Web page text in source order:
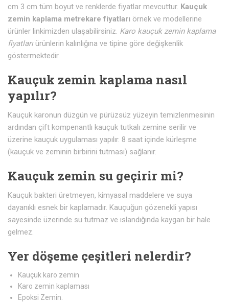
cm 3 cm tüm boyut ve renklerde fiyatlar mevcuttur. Kauçuk
zemin kaplama metrekare fiyatları örnek ve modellerine
ürünler linkimizden ulaşabilirsiniz. Karo kauçuk zemin kaplama
fiyatlarıürünlerin kalınlığına ve tipine göre değişkenlik
göstermektedir.
Kauçuk zemin kaplama nasıl
yapılır?
Kauçuk karonun düzgün ve pürüzsüz yüzeyin temizlenmesinin
ardından çift kompenantlı kauçuk tutkalı zemine serilir ve
üzerine kauçuk uygulaması yapılır. 8 saat içinde kürleşme
(kauçuk ve zeminin birbirini tutması) sağlanır.
Kauçuk zemin su geçirir mi?
Kauçuk bakteri üretmeyen, kimyasal maddelere ve suya
dayanıklı esnek bir kaplamadır. Kauçuğun gözenekli yapısı
sayesinde üzerinde su tutmaz ve ıslandığında kaygan bir hale
gelmez.
Yer döşeme çeşitleri nelerdir?
Kauçuk karo zemin
Karo zemin kaplaması
Epoksi Zemin.